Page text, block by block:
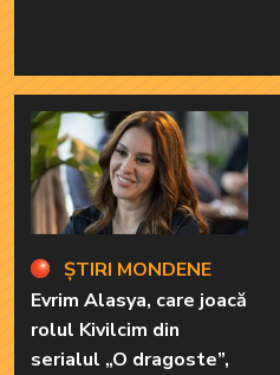
ȘTIRI MONDENE
Evrim Alasya, care joacă
rolul Kivilcim din
serialul „O dragoste”,